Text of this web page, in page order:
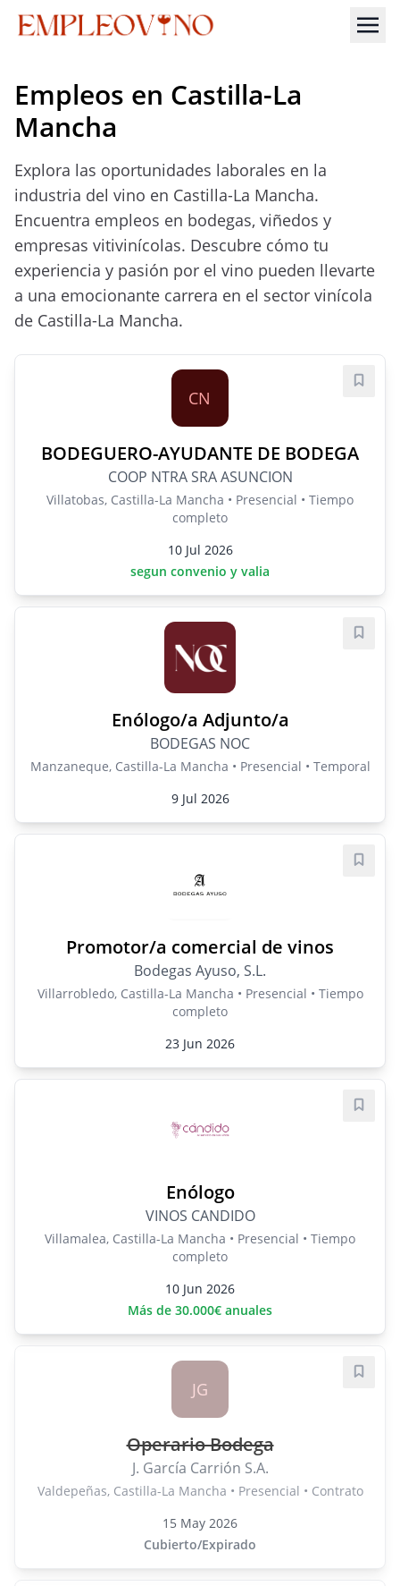
Empleos en Castilla-La
Mancha
Explora las oportunidades laborales en la
industria del vino en Castilla-La Mancha.
Encuentra empleos en bodegas, viñedos y
empresas vitivinícolas. Descubre cómo tu
experiencia y pasión por el vino pueden llevarte
a una emocionante carrera en el sector vinícola
de Castilla-La Mancha.
CN
BODEGUERO-AYUDANTE DE BODEGA
COOP NTRA SRA ASUNCION
Villatobas, Castilla-La Mancha • Presencial • Tiempo
completo
10 Jul 2026
segun convenio y valia
Enólogo/a Adjunto/a
BODEGAS NOC
Manzaneque, Castilla-La Mancha • Presencial • Temporal
9 Jul 2026
Promotor/a comercial de vinos
Bodegas Ayuso, S.L.
Villarrobledo, Castilla-La Mancha • Presencial • Tiempo
completo
23 Jun 2026
Enólogo
VINOS CANDIDO
Villamalea, Castilla-La Mancha • Presencial • Tiempo
completo
10 Jun 2026
Más de 30.000€ anuales
JG
Operario Bodega
J. García Carrión S.A.
Valdepeñas, Castilla-La Mancha • Presencial • Contrato
15 May 2026
Cubierto/Expirado